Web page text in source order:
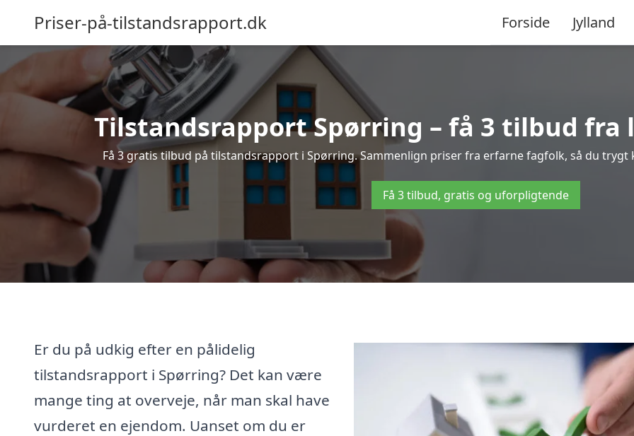
Priser-på-tilstandsrapport.dk Forside Jylland
Tilstandsrapport Spørring – få 3 tilbud fra
Få 3 gratis tilbud på tilstandsrapport i Spørring. Sammenlign priser fra erfarne fagfolk, så du
Få 3 tilbud, gratis og uforpligtende
Er du på udkig efter en pålidelig
tilstandsrapport i Spørring? Det kan være
mange ting at overveje, når man skal have
vurderet en ejendom. Uanset om du er